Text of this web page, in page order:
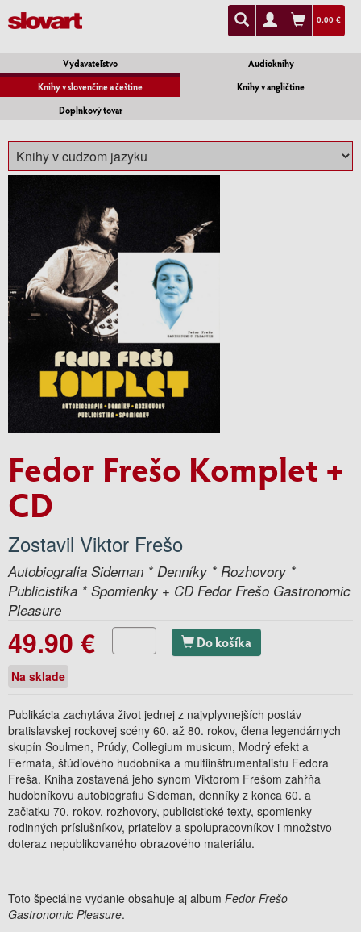
0.00 €
Vydavateľstvo
Audioknihy
Knihy v slovenčine a češtine
Knihy v angličtine
Doplnkový tovar
Fedor Frešo Komplet +
CD
Zostavil Viktor Frešo
Autobiografia Sideman * Denníky * Rozhovory *
Publicistika * Spomienky + CD Fedor Frešo Gastronomic
Pleasure
49.90 € Do košíka
Na sklade
Publikácia zachytáva život jednej z najvplyvnejších postáv
bratislavskej rockovej scény 60. až 80. rokov, člena legendárnych
skupín Soulmen, Prúdy, Collegium musicum, Modrý efekt a
Fermata, štúdiového hudobníka a multiinštrumentalistu Fedora
Freša. Kniha zostavená jeho synom Viktorom Frešom zahŕňa
hudobníkovu autobiografiu Sideman, denníky z konca 60. a
začiatku 70. rokov, rozhovory, publicistické texty, spomienky
rodinných príslušníkov, priateľov a spolupracovníkov i množstvo
doteraz nepublikovaného obrazového materiálu.
Toto špeciálne vydanie obsahuje aj album Fedor Frešo
Gastronomic Pleasure.